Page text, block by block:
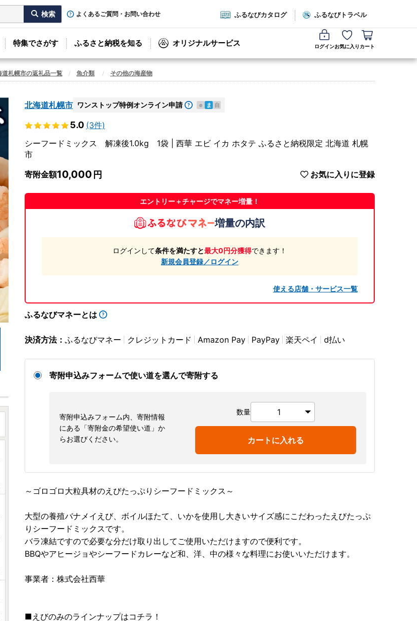
よくあるご質問・お問い合わせ ふるなびカタログ ふるなびトラベル
特集でさがす ふるさと納税を知る オリジナルサービス ログインお気に入り カート
道札幌市の返礼品一覧 魚介類 その他の海産物
北海道札幌市 ワンストップ特例オンライン申請 e ま 自
5.0 (3件)
シーフードミックス 解凍後1.0kg 1袋 | 西華 エビ イカ ホタテ ふるさと納税限定 北海道 札幌
市
寄附金額10,000 お気に入りに登録
エントリー＋チャージでマネー増量！
増量の内訳
ログインして条件を満たすと最大0円分獲得できます！
新規会員登録／ログイン
使える店舗・サービス一覧
ふるなびマネーとは
決済方法： ふるなびマネー クレジットカード Amazon Pay PayPay 楽天ペイ d払い
寄附申込みフォームで使い道を選んで寄附する
寄附申込みフォーム内、寄附情報
にある「寄附金の希望使い道」か
らお選びください。
数量
カートに入れる
～ゴロゴロ大粒具材のえびたっぷりシーフードミックス～
大型の養殖バナメイえび、ボイルほたて、いかを使用し大きいサイズ感にこだわったえびたっぷ
りシーフードミックスです。
バラ凍結ですので必要な分だけ取り出してご使用いただけますので便利です。
BBQやアヒージョやシーフードカレーなど和、洋、中の様々な料理にお使いいただけます。
事業者：株式会社西華
■えびのみのラインナップはコチラ！